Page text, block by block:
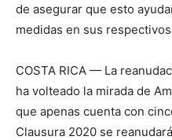
de asegurar que esto
medidas en sus
COSTA RICA — La
ha volteado la mirada de
que apenas cuenta con
Clausura 2020 se